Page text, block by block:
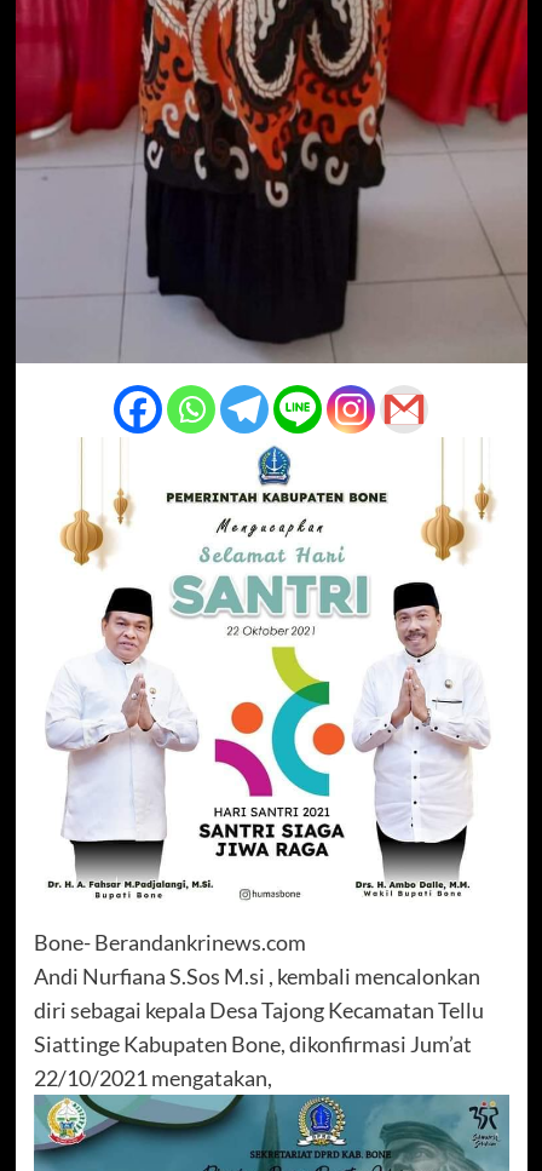
Bone- Berandankrinews.com
Andi Nurfiana S.Sos M.si , kembali mencalonkan
diri sebagai kepala Desa Tajong Kecamatan Tellu
Siattinge Kabupaten Bone, dikonfirmasi Jum’at
22/10/2021 mengatakan,